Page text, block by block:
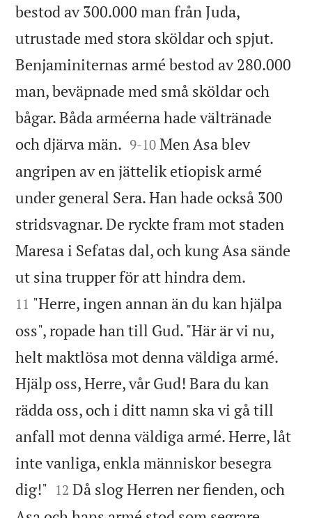
bestod av 300.000 man från Juda,
utrustade med stora sköldar och spjut.
Benjaminiternas armé bestod av 280.000
man, beväpnade med små sköldar och
bågar. Båda arméerna hade vältränade
och djärva män. 

9-10 Men Asa blev
angripen av en jättelik etiopisk armé
under general Sera. Han hade också 300
stridsvagnar. De ryckte fram mot staden
Maresa i Sefatas dal, och kung Asa sände
ut sina trupper för att hindra dem.
11 "Herre, ingen annan än du kan hjälpa
oss", ropade han till Gud. "Här är vi nu,
helt maktlösa mot denna väldiga armé.
Hjälp oss, Herre, vår Gud! Bara du kan
rädda oss, och i ditt namn ska vi gå till
anfall mot denna väldiga armé. Herre, låt
inte vanliga, enkla människor besegra
dig!" 

12 Då slog Herren ner fienden, och